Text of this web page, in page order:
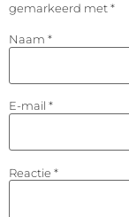
gemarkeerd met*
Naam *
E-mail *
Reactie *